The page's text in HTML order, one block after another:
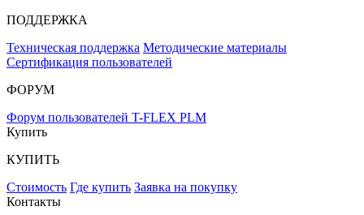
ПОДДЕРЖКА
Техническая поддержка Методические материалы
Сертификация пользователей
ФОРУМ
Форум пользователей T-FLEX PLM
Купить
КУПИТЬ
Стоимость Где купить Заявка на покупку
Контакты